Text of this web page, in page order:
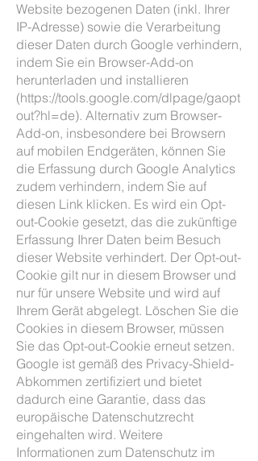
Website bezogenen Daten (inkl. Ihrer
IP-Adresse) sowie die Verarbeitung
dieser Daten durch Google verhindern,
indem Sie ein Browser-Add-on
herunterladen und installieren
(https://tools.google.com/dlpage/gaopt
out?hl=de). Alternativ zum Browser-
Add-on, insbesondere bei Browsern
auf mobilen Endgeräten, können Sie
die Erfassung durch Google Analytics
zudem verhindern, indem Sie auf
diesen Link klicken. Es wird ein Opt-
out-Cookie gesetzt, das die zukünftige
Erfassung Ihrer Daten beim Besuch
dieser Website verhindert. Der Opt-out-
Cookie gilt nur in diesem Browser und
nur für unsere Website und wird auf
Ihrem Gerät abgelegt. Löschen Sie die
Cookies in diesem Browser, müssen
Sie das Opt-out-Cookie erneut setzen.
Google ist gemäß des Privacy-Shield-
Abkommen zertifiziert und bietet
dadurch eine Garantie, dass das
europäische Datenschutzrecht
eingehalten wird. Weitere
Informationen zum Datenschutz im